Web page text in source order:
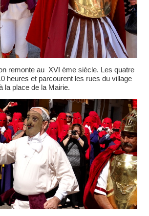
remonte au XVI ème siècle. Les quatre
heures et parcourent les rues du village
la place de la Mairie.